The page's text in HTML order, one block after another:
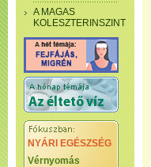
A MAGAS
KOLESZTERINSZINT
NYÁRI EGÉSZSÉG
Vérnyomás